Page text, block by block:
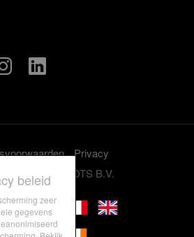
Privacy
GRASSROOTS B.V.
beleid
zeer
gegevens